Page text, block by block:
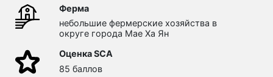
Ферма
небольшие фермерские хозяйства в
округе города Мае Ха Ян
Оценка SCA
85 баллов